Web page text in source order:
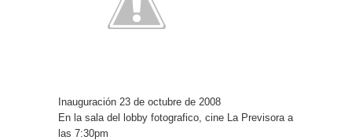
Inauguración 23 de octubre de 2008
En la sala del lobby fotografico, cine La Previsora a
las 7:30pm